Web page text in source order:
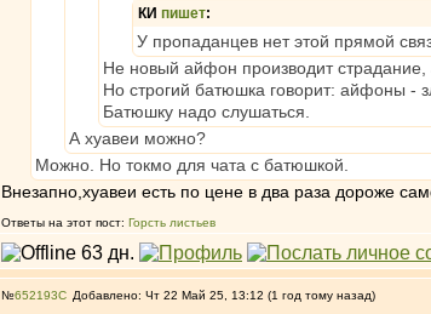
КИ пишет:
У пропаданцев нет этой прямой
Не новый айфон производит страдание,
Но строгий батюшка говорит: айфоны -
Батюшку надо слушаться.
А хуавеи можно?
Можно. Но токмо для чата с батюшкой.
Внезапно,хуавеи есть по цене в два раза дороже
Ответы на этот пост: Горсть листьев
№652193 Добавлено: Чт 22 Май 25, 13:12 (1 год тому назад)